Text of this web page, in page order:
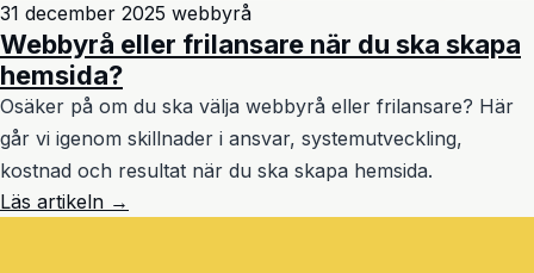
31 december 2025 webbyrå
Webbyrå eller frilansare när du ska skapa
hemsida?
Osäker på om du ska välja webbyrå eller frilansare? Här
går vi igenom skillnader i ansvar, systemutveckling,
kostnad och resultat när du ska skapa hemsida.
Läs artikeln →